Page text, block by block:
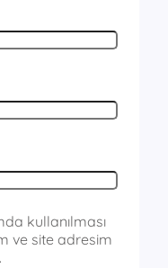
kullanılması
ve site adresim